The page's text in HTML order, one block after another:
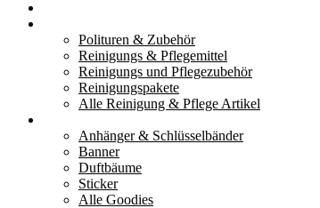
Polituren & Zubehör
Reinigungs & Pflegemittel
Reinigungs und Pflegezubehör
Reinigungspakete
Alle Reinigung & Pflege Artikel
Anhänger & Schlüsselbänder
Banner
Duftbäume
Sticker
Alle Goodies